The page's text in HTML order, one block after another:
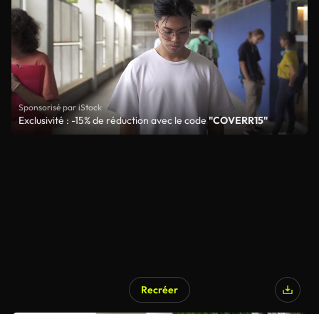
Sponsorisé par iStock
Exclusivité : -15% de réduction avec le code "COVERR15"
Recréer